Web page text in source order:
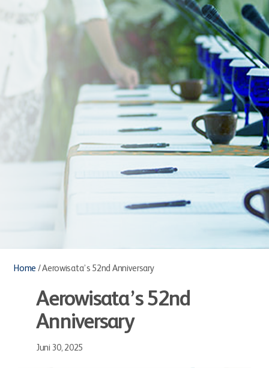
Home /Aerowisata’s 52nd Anniversary
Aerowisata’s 52nd
Anniversary
Juni 30, 2025